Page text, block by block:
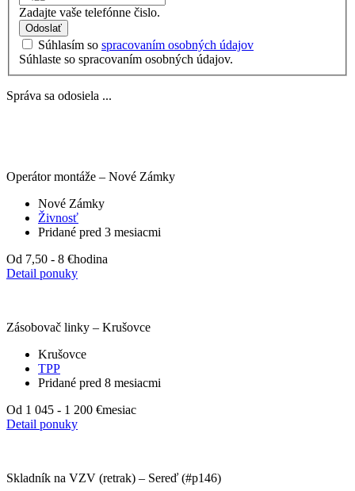
Zadajte vaše telefónne čislo.
Odoslať
Súhlasím so spracovaním osobných údajov
Súhlaste so spracovaním osobných údajov.
Správa sa odosiela ...
Operátor montáže – Nové Zámky
Nové Zámky
Živnosť
Pridané pred 3 mesiacmi
Od 7,50 - 8 €hodina
Detail ponuky
Zásobovač linky – Krušovce
Krušovce
TPP
Pridané pred 8 mesiacmi
Od 1 045 - 1 200 €mesiac
Detail ponuky
Skladník na VZV (retrak) – Sereď (#p146)